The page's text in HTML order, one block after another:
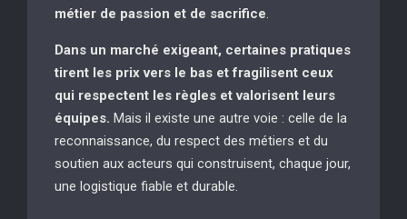
métier de passion et de sacrifice.
Dans un marché exigeant, certaines pratiques
tirent les prix vers le bas et fragilisent ceux
qui respectent les règles et valorisent leurs
équipes. Mais il existe une autre voie : celle de la
reconnaissance, du respect des métiers et du
soutien aux acteurs qui construisent, chaque jour,
une logistique fiable et durable.